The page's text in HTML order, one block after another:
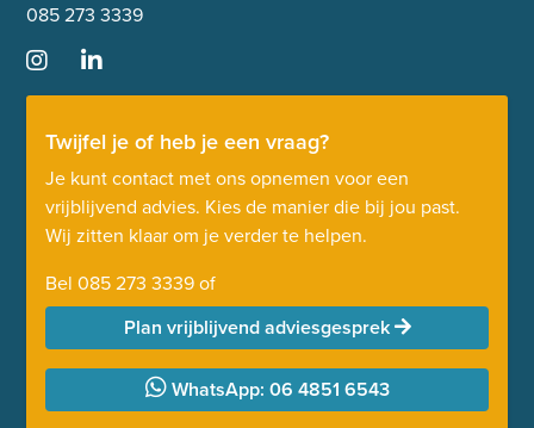
085 273 3339
Twijfel je of heb je een vraag?
Je kunt contact met ons opnemen voor een
vrijblijvend advies. Kies de manier die bij jou past.
Wij zitten klaar om je verder te helpen.
Bel 085 273 3339of
Plan vrijblijvend adviesgesprek
WhatsApp: 06 4851 6543